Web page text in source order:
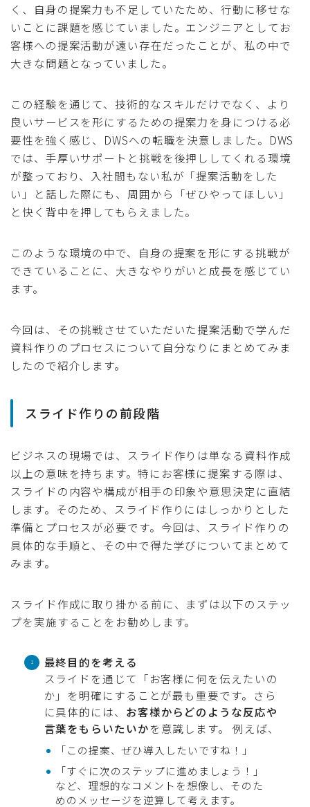
く、自身の提案力も不足していたため、行動に移せな
いことに課題を感じていました。エンジニアとしてお
客様への提案活動が遠い存在だったことが、私の中で
大きな問題となっていました。
この経験を通じて、技術的なスキルだけでなく、より
良いサービスを形にするための提案力を身につける必
要性を強く感じ、DWSへの転職を決意しました。DWS
では、手厚いサポートと挑戦を後押ししてくれる環境
が整っており、入社間もない私が「提案活動をした
い」と話した際にも、周囲から「ぜひやってほしい」
と快く背中を押してもらえました。
このような環境の中で、自身の提案を形にする挑戦が
できていることに、大きなやりがいと成長を感じてい
ます。
今回は、その挑戦させていただいた提案活動で学んだ
資料作りのプロセスについて自分なりにまとめてみま
したので紹介します。
スライド作りの前段階
ビジネスの現場では、スライド作りは単なる資料作成
以上の意味を持ちます。特にお客様に提案する際は、
スライドの内容や構成が相手の印象や意思決定に直結
します。そのため、スライド作りにはしっかりとした
準備とプロセスが必要です。今回は、スライド作りの
具体的な手順と、その中で得た学びについてまとめて
みます。
スライド作成に取り掛かる前に、まずは以下のステッ
プを実施することをお勧めします。
最終目的を考える
スライドを通じて「お客様に何を伝えたいの
か」を明確にすることが最も重要です。さら
に具体的には、 お客様からどのような反応や
言葉をもらいたいかを意識します。 例えば、
「この提案、ぜひ導入したいですね！」
「すぐに次のステップに進めましょう！」
など、理想的なコメントを想像し、そのた
めのメッセージを逆算して考えます。